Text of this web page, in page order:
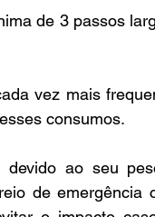
de 3 passos
vez mais
consumos.
devido ao seu
de emergência